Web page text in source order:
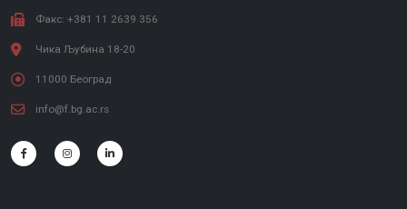
Факс: +381 11 2639 356
Чика Љубина 18-20
11000 Београд
info@f.bg.ac.rs